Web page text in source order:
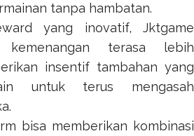
tanpa hambatan.
yang inovatif, Jktgame
terasa lebih
insentif tambahan yang
untuk terus mengasah
bisa memberikan kombinasi